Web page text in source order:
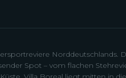
Norddeutschlands.
Spot – vom flachen